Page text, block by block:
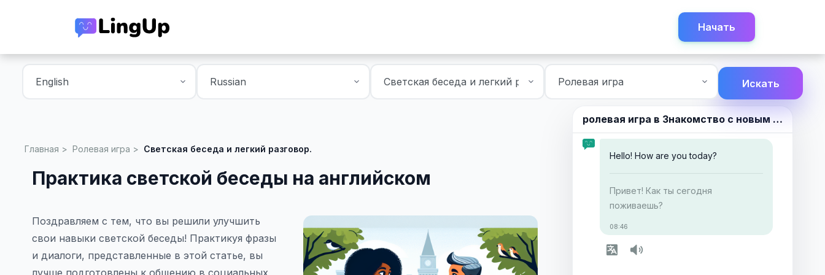
Начать
Искать
ролевая игра в Знакомство с новым человеком.
Hello! How are you today?
Привет! Как ты сегодня
поживаешь?
08:46
Главная Ролевая игра Светская беседа и легкий разговор.
Практика светской беседы на английском
Поздравляем с тем, что вы решили улучшить
свои навыки светской беседы! Практикуя фразы
и диалоги, представленные в этой статье, вы
лучше подготовлены к общению в социальных